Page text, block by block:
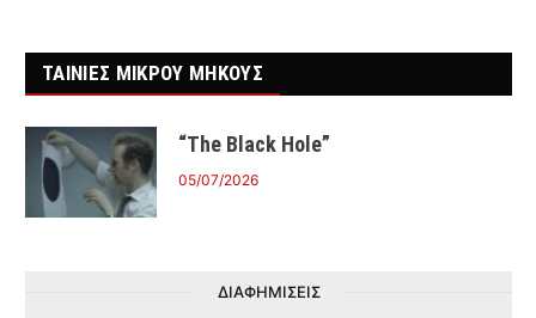
ΤΑΙΝΙΕΣ ΜΙΚΡΟΥ ΜΗΚΟΥΣ
“The Black Hole”
05/07/2026
ΔΙΑΦΗΜΙΣΕΙΣ